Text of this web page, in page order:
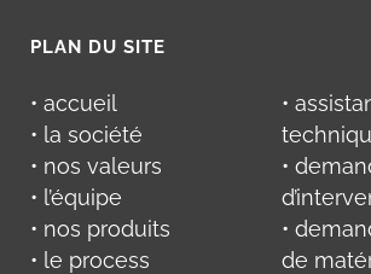
PLAN DU SITE
• accueil
• la société
• nos valeurs
• l’équipe
• nos produits
• le process
•
•
•
de